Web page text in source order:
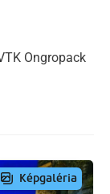
Ongropack
Képgaléria